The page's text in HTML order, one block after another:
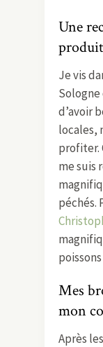
Une
Je vis
Sologne
d’avoir
locales,
profiter.
me suis
péchés.
Mes
mon
Après